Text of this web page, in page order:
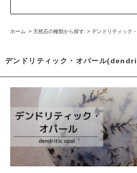
ホーム > 天然石の種類から探す > デンドリティック
デンドリティック・オパール